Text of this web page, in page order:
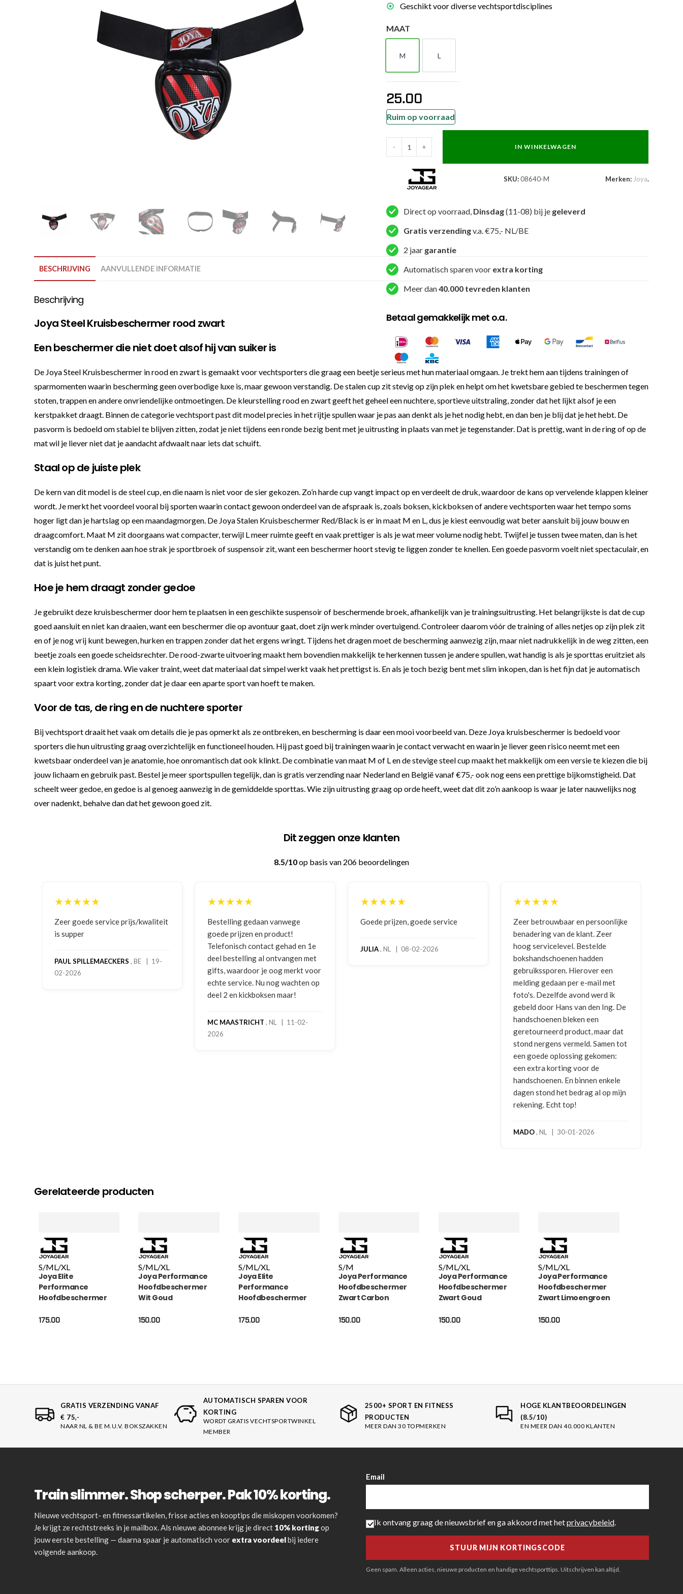
Zakhandschoenen
Trainingsartikelen
Bokszak
Bevestigingsmateriaal
bokszak
Bokspoppen
Stoot- en trapkussens
Stootkussens en pads
Geschikt voor diverse vechtsportdisciplines
MAAT
M
M
L
L
25.00
Ruim op voorraad
Kruisbeschermer
Rood/Zwart
aantal
- + IN WINKELWAGEN
SKU:08640-M Merken: Joya.
Direct op voorraad, Dinsdag(11-08) bij je geleverd
Gratis verzendingv.a. €75,- NL/BE
2 jaar garantie
Automatisch sparen voor extra korting
Meer dan40.000 tevreden klanten
Betaal gemakkelijk met o.a.
BESCHRIJVING AANVULLENDE INFORMATIE
Beschrijving
Joya Steel Kruisbeschermer rood zwart
Een beschermer die niet doet alsof hij van suiker is
De Joya Steel Kruisbeschermer in rood en zwart is gemaakt voor vechtsporters die graag een beetje serieus met hun materiaal omgaan. Je trekt hem aan tijdens trainingen of
sparmomenten waarin bescherming geen overbodige luxe is, maar gewoon verstandig. De stalen cup zit stevig op zijn plek en helpt om het kwetsbare gebied te beschermen tegen
stoten, trappen en andere onvriendelijke ontmoetingen. De kleurstelling rood en zwart geeft het geheel een nuchtere, sportieve uitstraling, zonder dat het lijkt alsof je een
kerstpakket draagt. Binnen de categorie vechtsport past dit model precies in het rijtje spullen waar je pas aan denkt als je het nodig hebt, en dan ben je blij dat je het hebt. De
pasvorm is bedoeld om stabiel te blijven zitten, zodat je niet tijdens een ronde bezig bent met je uitrusting in plaats van met je tegenstander. Dat is prettig, want in de ring of op de
mat wil je liever niet dat je aandacht afdwaalt naar iets dat schuift.
Staal op de juiste plek
De kern van dit model is de steel cup, en die naam is niet voor de sier gekozen. Zo’n harde cup vangt impact op en verdeelt de druk, waardoor de kans op vervelende klappen kleiner
wordt. Je merkt het voordeel vooral bij sporten waarin contact gewoon onderdeel van de afspraak is, zoals boksen, kickboksen of andere vechtsporten waar het tempo soms
hoger ligt dan je hartslag op een maandagmorgen. De Joya Stalen Kruisbeschermer Red/Black is er in maat M en L, dus je kiest eenvoudig wat beter aansluit bij jouw bouw en
draagcomfort. Maat M zit doorgaans wat compacter, terwijl L meer ruimte geeft en vaak prettiger is als je wat meer volume nodig hebt. Twijfel je tussen twee maten, dan is het
verstandig om te denken aan hoe strak je sportbroek of suspensoir zit, want een beschermer hoort stevig te liggen zonder te knellen. Een goede pasvorm voelt niet spectaculair, en
dat is juist het punt.
Hoe je hem draagt zonder gedoe
Je gebruikt deze kruisbeschermer door hem te plaatsen in een geschikte suspensoir of beschermende broek, afhankelijk van je trainingsuitrusting. Het belangrijkste is dat de cup
goed aansluit en niet kan draaien, want een beschermer die op avontuur gaat, doet zijn werk minder overtuigend. Controleer daarom vóór de training of alles netjes op zijn plek zit
en of je nog vrij kunt bewegen, hurken en trappen zonder dat het ergens wringt. Tijdens het dragen moet de bescherming aanwezig zijn, maar niet nadrukkelijk in de weg zitten, een
beetje zoals een goede scheidsrechter. De rood-zwarte uitvoering maakt hem bovendien makkelijk te herkennen tussen je andere spullen, wat handig is als je sporttas eruitziet als
een klein logistiek drama. Wie vaker traint, weet dat materiaal dat simpel werkt vaak het prettigst is. En als je toch bezig bent met slim inkopen, dan is het fijn dat je automatisch
spaart voor extra korting, zonder dat je daar een aparte sport van hoeft te maken.
Voor de tas, de ring en de nuchtere sporter
Bij vechtsport draait het vaak om details die je pas opmerkt als ze ontbreken, en bescherming is daar een mooi voorbeeld van. Deze Joya kruisbeschermer is bedoeld voor
sporters die hun uitrusting graag overzichtelijk en functioneel houden. Hij past goed bij trainingen waarin je contact verwacht en waarin je liever geen risico neemt met een
kwetsbaar onderdeel van je anatomie, hoe onromantisch dat ook klinkt. De combinatie van maat M of L en de stevige steel cup maakt het makkelijk om een versie te kiezen die bij
jouw lichaam en gebruik past. Bestel je meer sportspullen tegelijk, dan is gratis verzending naar Nederland en België vanaf €75,- ook nog eens een prettige bijkomstigheid. Dat
scheelt weer gedoe, en gedoe is al genoeg aanwezig in de gemiddelde sporttas. Wie zijn uitrusting graag op orde heeft, weet dat dit zo’n aankoop is waar je later nauwelijks nog
over nadenkt, behalve dan dat het gewoon goed zit.
Dit zeggen onze klanten
8.5/10op basis van 206 beoordelingen
★★★★★
Zeer goede service prijs/kwaliteit
is supper
PAUL SPILLEMAECKERS , BE | 19-
02-2026
★★★★★
Bestelling gedaan vanwege
goede prijzen en product!
Telefonisch contact gehad en 1e
deel bestelling al ontvangen met
gifts, waardoor je oog merkt voor
echte service. Nu nog wachten op
deel 2 en kickboksen maar!
MC MAASTRICHT , NL | 11-02-
2026
★★★★★
Goede prijzen, goede service
JULIA, NL | 08-02-2026
★★★★★
Zeer betrouwbaar en persoonlijke
benadering van de klant. Zeer
hoog servicelevel. Bestelde
bokshandschoenen hadden
gebruikssporen. Hierover een
melding gedaan per e-mail met
foto's. Dezelfde avond werd ik
gebeld door Hans van den Ing. De
handschoenen bleken een
geretourneerd product, maar dat
stond nergens vermeld. Samen tot
een goede oplossing gekomen:
een extra korting voor de
handschoenen. En binnen enkele
dagen stond het bedrag al op mijn
rekening. Echt top!
MADO, NL | 30-01-2026
Gerelateerde producten
S/ML/XL
Joya Elite
Performance
Hoofdbeschermer
175.00
S/ML/XL
Joya Performance
Hoofdbeschermer
Wit Goud
150.00
S/ML/XL
Joya Elite
Performance
Hoofdbeschermer
175.00
S/M
Joya Performance
Hoofdbeschermer
Zwart Carbon
150.00
S/ML/XL
Joya Performance
Hoofdbeschermer
Zwart Goud
150.00
S/ML/XL
Joya Performance
Hoofdbeschermer
Zwart Limoengroen
150.00
GRATIS VERZENDING VANAF
€ 75,-
NAAR NL & BE M.U.V. BOKSZAKKEN
AUTOMATISCH SPAREN VOOR
KORTING
WORDT GRATIS VECHTSPORTWINKEL
MEMBER
2500+ SPORT EN FITNESS
PRODUCTEN
MEER DAN 30 TOPMERKEN
HOGE KLANTBEOORDELINGEN
(8.5/10)
EN MEER DAN 40.000 KLANTEN
Train slimmer. Shop scherper. Pak 10% korting.
Nieuwe vechtsport- en fitnessartikelen, frisse acties en kooptips die miskopen voorkomen?
Je krijgt ze rechtstreeks in je mailbox. Als nieuwe abonnee krijg je direct 10% kortingop
jouw eerste bestelling — daarna spaar je automatisch voor extra voordeelbij iedere
volgende aankoop.
Email
Ik ontvang graag de nieuwsbrief en ga akkoord met hetprivacybeleid.
Geen spam. Alleen acties, nieuwe producten en handige vechtsporttips. Uitschrijven kan altijd.